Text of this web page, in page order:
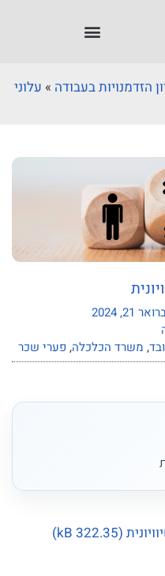
הזדמנויות בעבודה » עלוני
21, 2024
, משרד הכלכלה, פערי שכר